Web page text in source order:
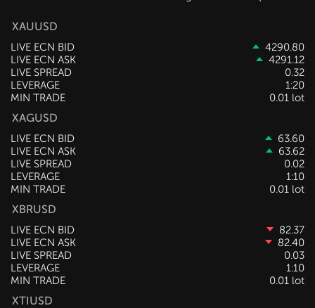
XAUUSD
LIVE ECN BID
4290.80
LIVE ECN ASK
4291.12
LIVE SPREAD
0.32
LEVERAGE
1:20
MIN TRADE
0.01 lot
XAGUSD
LIVE ECN BID
63.60
LIVE ECN ASK
63.62
LIVE SPREAD
0.02
LEVERAGE
1:10
MIN TRADE
0.01 lot
XBRUSD
LIVE ECN BID
82.37
LIVE ECN ASK
82.40
LIVE SPREAD
0.03
LEVERAGE
1:10
MIN TRADE
0.01 lot
XTIUSD